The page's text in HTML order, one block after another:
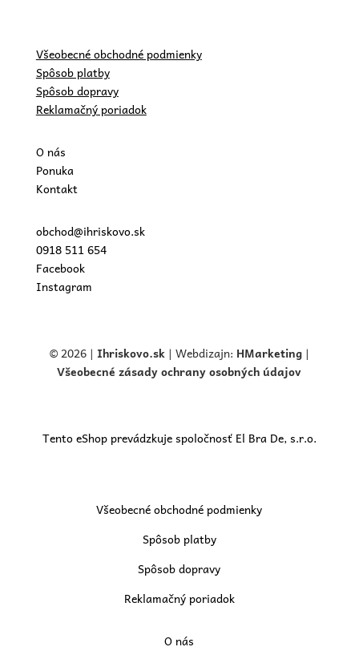
Všeobecné obchodné podmienky
Spôsob platby
Spôsob dopravy
Reklamačný poriadok
O nás
Ponuka
Kontakt
obchod@ihriskovo.sk
0918 511 654
Facebook
Instagram
© 2026 | Ihriskovo.sk| Webdizajn: HMarketing |
Všeobecné zásady ochrany osobných údajov
Tento eShop prevádzkuje spoločnosť El Bra De, s.r.o.
Všeobecné obchodné podmienky
Spôsob platby
Spôsob dopravy
Reklamačný poriadok
O nás